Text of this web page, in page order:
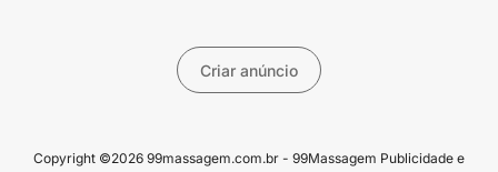
Criar anúncio
Copyright ©2026 99massagem.com.br - 99Massagem Publicidade e